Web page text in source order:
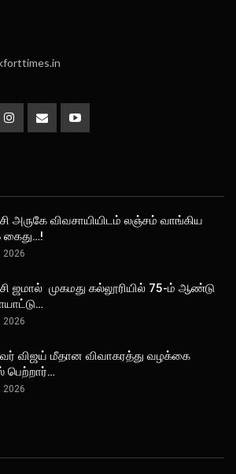
அருகே விவசாயியிடம் லஞ்சம் வாங்கிய
கைது…!
2026
ஜமால் முகமது கல்லூரியில் 75-ம் ஆண்டு
2026
விஜய் மீதான விவாகரத்து வழக்கை
பெற்றார்…
2026